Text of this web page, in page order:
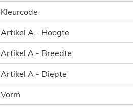
Kleurcode
Artikel A - Hoogte
Artikel A - Breedte
Artikel A - Diepte
Vorm